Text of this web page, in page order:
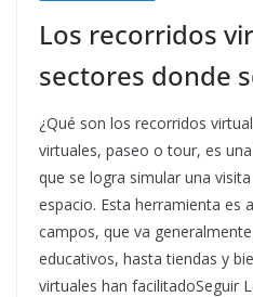
Los recorridos
sectores donde
¿Qué son los recorridos
virtuales, paseo o tour, es
que se logra simular una
espacio. Esta herramienta es
campos, que va
educativos, hasta tiendas y
virtuales han facilitadoSeguir